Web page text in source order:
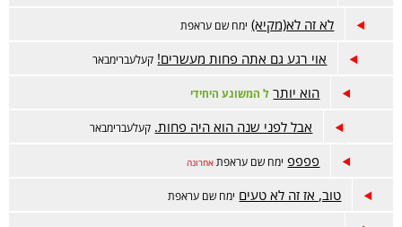
לא זה לא(מקיא) ימח שם עראפת
אוי רגע גם אתה פחות מעשרים! קעלעברימבאר
הוא יותר ל המשוגע היחידי
אבל לפני שנה הוא היה פחות. קעלעברימבאר
פפפפ ימח שם עראפת אחרונה
טוב, אז זה לא טעים ימח שם עראפת